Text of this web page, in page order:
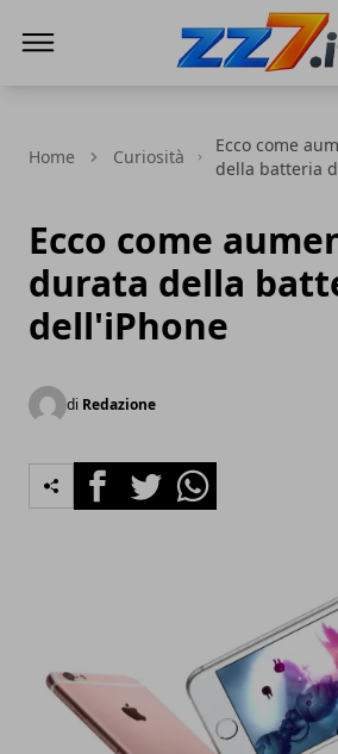
Home Curiosità
Ecco come
della batteria
Ecco come
durata della
dell'iPhone
di Redazione
FacebookTwitterWhatsapp